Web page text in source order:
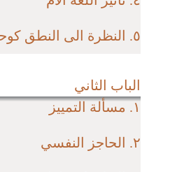
٥. النظرة الى النطق كوحدة لا تتجزّأ
الباب الثاني
١. مسألة التمييز
٢. الحاجز النفسي